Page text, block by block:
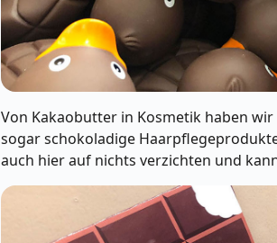
Von Kakaobutter in Kosmetik haben
sogar schokoladige
auch hier auf nichts verzichten und